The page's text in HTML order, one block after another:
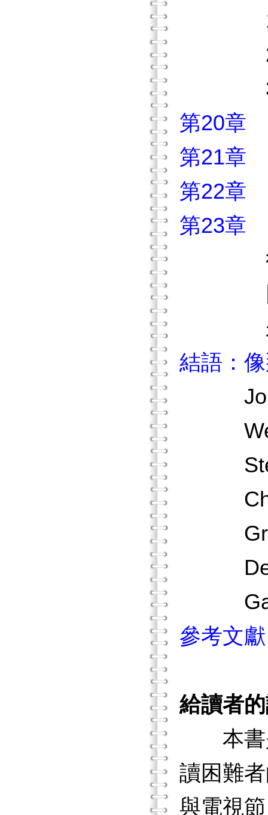
1. 學
2. 從
3. 回
第20章
第21章
第22章
第23章
從理
未來
結語：
John
參考文獻
給讀者
本書是
讀困難
與電視